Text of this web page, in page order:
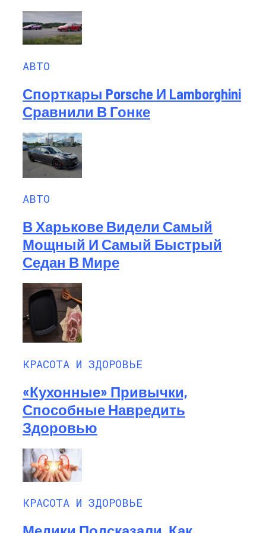
АВТО
Спорткары Porsche И Lamborghini
Сравнили В Гонке
АВТО
В Харькове Видели Самый
Мощный И Самый Быстрый
Седан В Мире
КРАСОТА И ЗДОРОВЬЕ
«Кухонные» Привычки,
Способные Навредить
Здоровью
КРАСОТА И ЗДОРОВЬЕ